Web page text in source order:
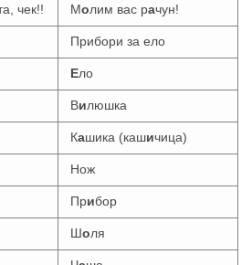
чек!! Молим вас рачун!
Прибори за ело
Ело
Вилюшка
Кашика (кашичица)
Нож
Прибор
Шоля